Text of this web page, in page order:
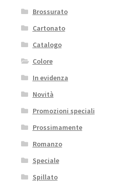
Brossurato
Cartonato
Catalogo
Colore
In evidenza
Novità
Promozioni speciali
Prossimamente
Romanzo
Speciale
Spillato